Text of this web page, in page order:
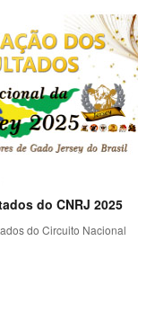
do CNRJ 2025
do Circuito Nacional